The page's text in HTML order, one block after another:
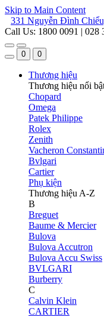
Skip to Main Content
331 Nguyễn Đình
Call Us: 1800 0091 | 028
0 0
Thương hiệu
Thương hiệu nổi
Chopard
Omega
Patek Philippe
Rolex
Zenith
Vacheron
Bvlgari
Cartier
Phụ kiện
Thương hiệu A-Z
B
Breguet
Baume & Mercier
Bulova
Bulova Accutron
Bulova Accu Swiss
BVLGARI
Burberry
C
Calvin Klein
CARTIER